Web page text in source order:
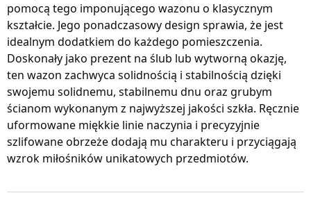
pomocą tego imponującego wazonu o klasycznym
kształcie. Jego ponadczasowy design sprawia, że jest
idealnym dodatkiem do każdego pomieszczenia.
Doskonały jako prezent na ślub lub wytworną okazję,
ten wazon zachwyca solidnością i stabilnością dzięki
swojemu solidnemu, stabilnemu dnu oraz grubym
ścianom wykonanym z najwyższej jakości szkła. Ręcznie
uformowane miękkie linie naczynia i precyzyjnie
szlifowane obrzeże dodają mu charakteru i przyciągają
wzrok miłośników unikatowych przedmiotów.